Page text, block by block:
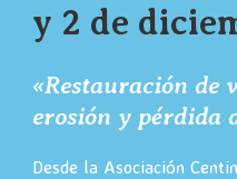
y 2 de
«Restauración de
erosión y pérdida
Desde la Asociación